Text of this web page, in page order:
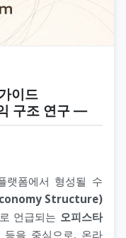
이드
구조 연구 ―
랫폼에서 형성될 수
Structure)
언급되는 오피스타
을 중심으로, 온라